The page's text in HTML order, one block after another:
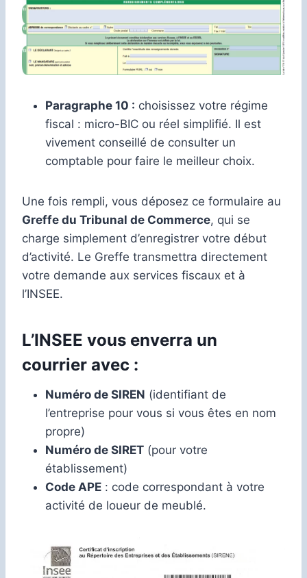
Paragraphe 10 : choisissez votre régime
fiscal : micro-BIC ou réel simplifié. Il est
vivement conseillé de consulter un
comptable pour faire le meilleur choix.
Une fois rempli, vous déposez ce formulaire au
Greffe du Tribunal de Commerce, qui se
charge simplement d’enregistrer votre début
d’activité. Le Greffe transmettra directement
votre demande aux services fiscaux et à
l’INSEE.
L’INSEE vous enverra un
courrier avec :
Numéro de SIREN (identifiant de
l’entreprise pour vous si vous êtes en nom
propre)
Numéro de SIRET (pour votre
établissement)
Code APE : code correspondant à votre
activité de loueur de meublé.